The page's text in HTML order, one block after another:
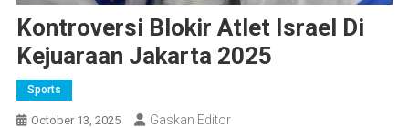
Kontroversi Blokir Atlet Israel Di
Kejuaraan Jakarta 2025
Sports
October 13, 2025 Gaskan Editor